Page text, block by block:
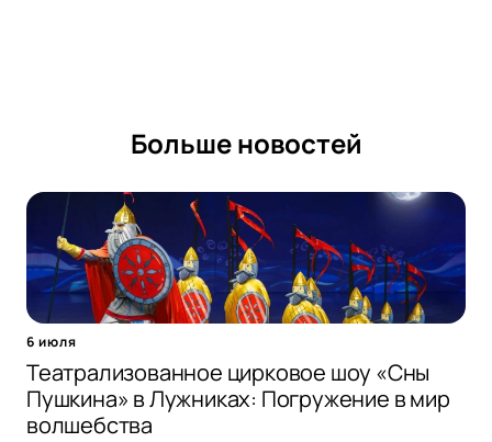
Больше новостей
6 июля
Театрализованное цирковое шоу «Сны
Пушкина» в Лужниках: Погружение в мир
волшебства